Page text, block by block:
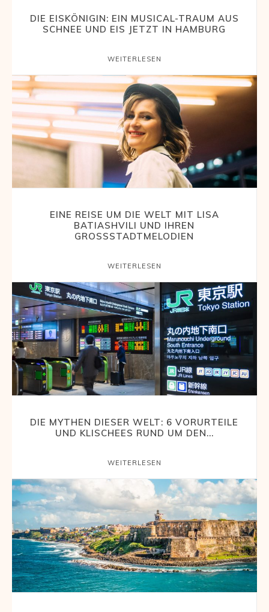
mit
schönsten
Urlaubszielen
und
Erlebnisberichten
aus
aller
DIE EISKÖNIGIN: EIN MUSICAL-TRAUM AUS
SCHNEE UND EIS JETZT IN HAMBURG
WEITERLESEN
EINE REISE UM DIE WELT MIT LISA
BATIASHVILI UND IHREN
GROSSSTADTMELODIEN
WEITERLESEN
DIE MYTHEN DIESER WELT: 6 VORURTEILE
UND KLISCHEES RUND UM DEN...
WEITERLESEN